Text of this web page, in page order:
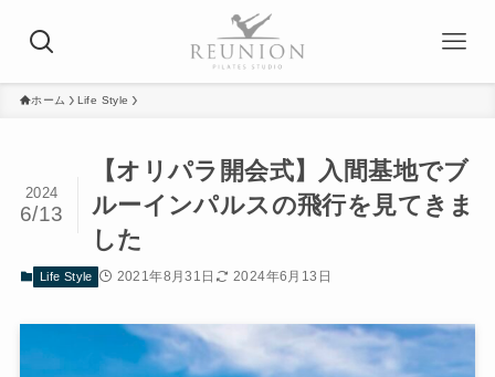
ホーム Life Style
【オリパラ開会式】入間基地でブ
ルーインパルスの飛行を見てきま
した
2024
6/13
Life Style 2021年8月31日 2024年6月13日